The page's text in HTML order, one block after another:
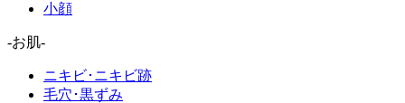
小顔
-お肌-
ニキビ･ニキビ跡
毛穴･黒ずみ